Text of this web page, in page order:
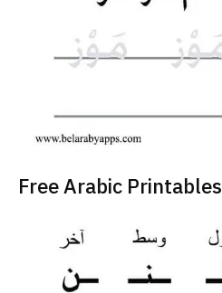
Free Arabic Printables